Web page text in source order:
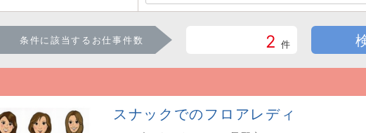
条件に該当するお仕事件数 2 件
スナックでのフロアレディ